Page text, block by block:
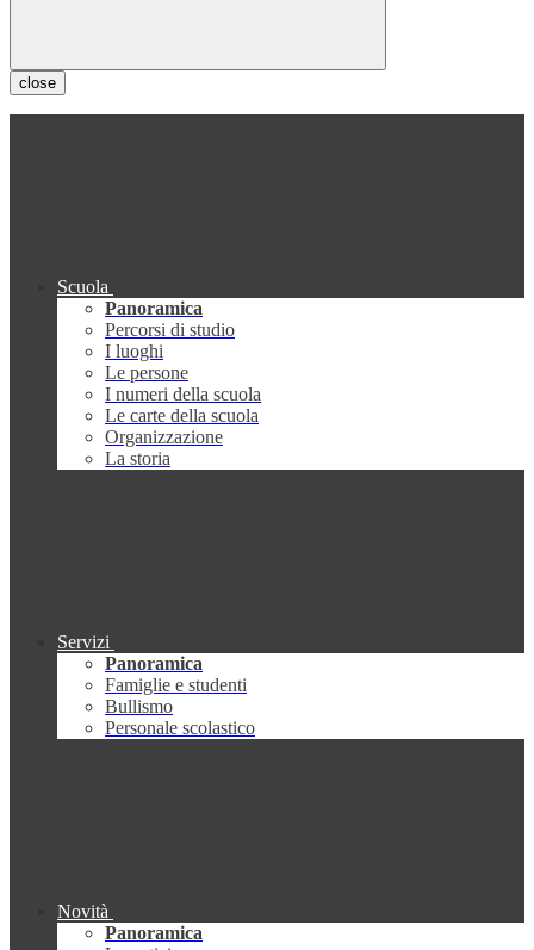
close
Scuola
Panoramica
Percorsi di studio
I luoghi
Le persone
I numeri della scuola
Le carte della scuola
Organizzazione
La storia
Servizi
Panoramica
Famiglie e studenti
Bullismo
Personale scolastico
Novità
Panoramica